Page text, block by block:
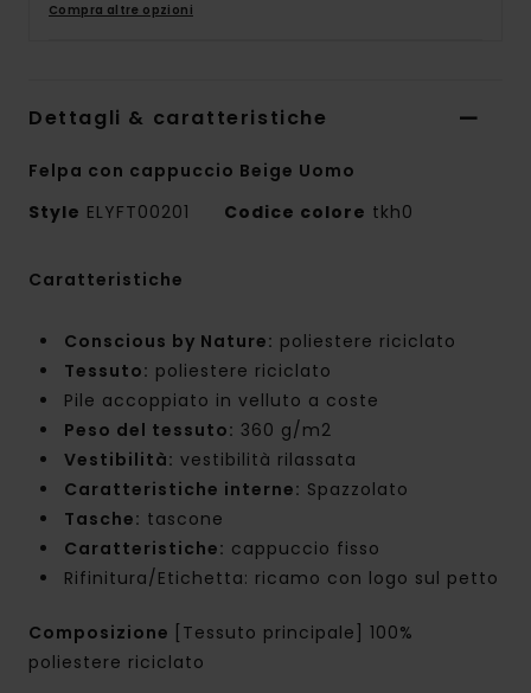
Compra altre opzioni
Dettagli & caratteristiche
Felpa con cappuccio Beige Uomo
Style ELYFT00201 Codice colore tkh0
Caratteristiche
Conscious by Nature: poliestere riciclato
Tessuto: poliestere riciclato
Pile accoppiato in velluto a coste
Peso del tessuto: 360 g/m2
Vestibilità: vestibilità rilassata
Caratteristiche interne: Spazzolato
Tasche: tascone
Caratteristiche: cappuccio fisso
Rifinitura/Etichetta: ricamo con logo sul petto
Composizione
[Tessuto principale] 100%
poliestere riciclato